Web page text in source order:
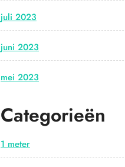
juli 2023
juni 2023
mei 2023
Categorieën
1 meter